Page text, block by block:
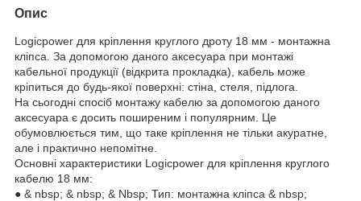
Опис
Logicpower для кріплення круглого дроту 18 мм - монтажна
кліпса. За допомогою даного аксесуара при монтажі
кабельної продукції (відкрита прокладка), кабель може
кріпиться до будь-якої поверхні: стіна, стеля, підлога.
На сьогодні спосіб монтажу кабелю за допомогою даного
аксесуара є досить поширеним і популярним. Це
обумовлюється тим, що таке кріплення не тільки акуратне,
але і практично непомітне.
Основні характеристики Logicpower для кріплення круглого
кабелю 18 мм:
● & nbsp; & nbsp; & Nbsp; Тип: монтажна кліпса & nbsp;